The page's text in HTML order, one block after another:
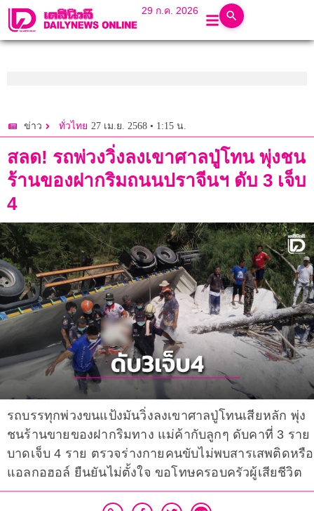
29 ก.ค. 2026
ข่าว ทั่วไทย 27 เม.ย. 2568 • 1:15 น.
สลด! รถพ่วงวิ่งลงเขาศาลปู่โทน พุ่งชน
ร้านของฝากริมถนนปราจีนฯ ดับ 3 เจ็บ
4
รถบรรทุกพ่วงขนแป้งมันวิ่งลงเขาศาลปู่โทนเสียหลัก พุ่ง
ชนร้านขายของฝากริมทาง แม่ค้ากับลูกๆ ดับคาที่ 3 ราย
บาดเจ็บ 4 ราย ตรวจร่างกายคนขับไม่พบสารเสพติดหรือ
แอลกอฮอล์ ยืนยันไม่ตั้งใจ ขอโทษครอบครัวผู้เสียชีวิต